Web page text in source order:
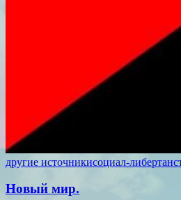
другие источникисоциал-
Новый мир.